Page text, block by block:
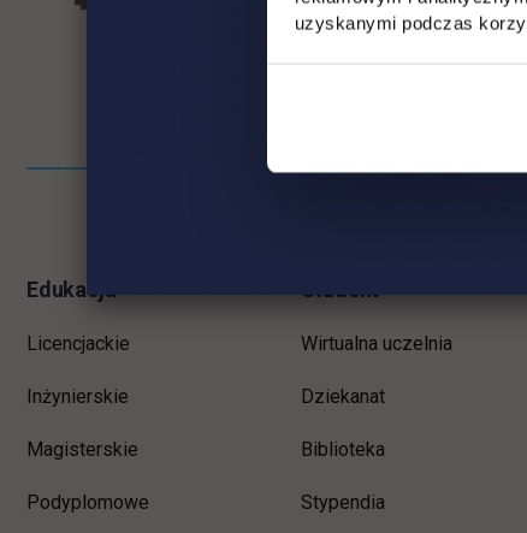
uzyskanymi podczas
Edukacja
Licencjackie
Inżynierskie
Magisterskie
Podyplomowe
Student
Wirtualna uczelnia
Dziekanat
Biblioteka
Stypendia